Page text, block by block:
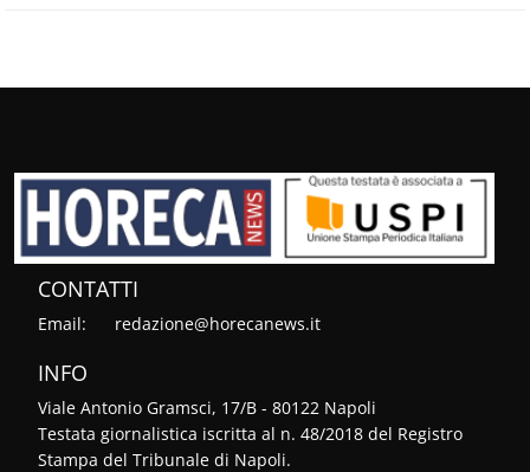
CONTATTI
Email: redazione@horecanews.it
INFO
Viale Antonio Gramsci, 17/B - 80122 Napoli
Testata giornalistica iscritta al n. 48/2018 del Registro
Stampa del Tribunale di Napoli.